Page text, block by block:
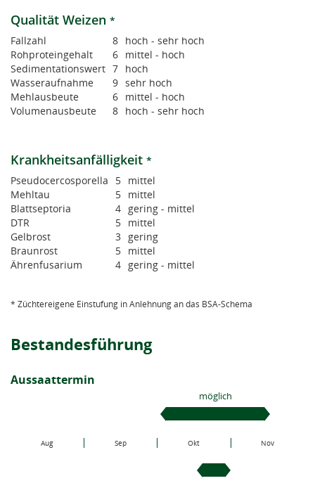
Qualität Weizen *
Fallzahl 8 hoch - sehr hoch
Rohproteingehalt
6 mittel - hoch
Sedimentationswert 7 hoch
Wasseraufnahme
9 sehr hoch
Mehlausbeute
6 mittel - hoch
Volumenausbeute
8 hoch - sehr hoch
Krankheitsanfälligkeit *
Pseudocercosporella 5 mittel
Mehltau
5 mittel
Blattseptoria
4 gering - mittel
DTR
5 mittel
Gelbrost
3 gering
Braunrost
5 mittel
Ährenfusarium
4 gering - mittel
* Züchtereigene Einstufung in Anlehnung an das BSA-Schema
Bestandesführung
Aussaattermin
möglich
Aug Sep Okt Nov